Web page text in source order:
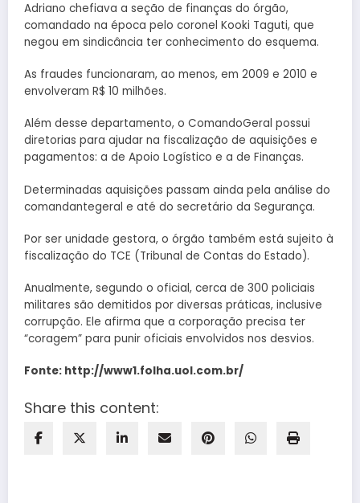
Adriano chefiava a seção de finanças do órgão,
comandado na época pelo coronel Kooki Taguti, que
negou em sindicância ter conhecimento do esquema.
As fraudes funcionaram, ao menos, em 2009 e 2010 e
envolveram R$ 10 milhões.
Além desse departamento, o Comando­Geral possui
diretorias para ajudar na fiscalização de aquisições e
pagamentos: a de Apoio Logístico e a de Finanças.
Determinadas aquisições passam ainda pela análise do
comandante­geral e até do secretário da Segurança.
Por ser unidade gestora, o órgão também está sujeito à
fiscalização do TCE (Tribunal de Contas do Estado).
Anualmente, segundo o oficial, cerca de 300 policiais
militares são demitidos por diversas práticas, inclusive
corrupção. Ele afirma que a corporação precisa ter
“coragem” para punir oficiais envolvidos nos desvios.
Fonte: http://www1.folha.uol.com.br/
Share this content: